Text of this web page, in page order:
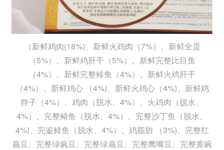
（新鲜鸡肉(18%)、新鲜火鸡肉（7%）、新鲜全蛋
（5%）、新鲜鸡肝干（5%）、新鲜完整比目鱼
（4%）、新鲜完整鲱鱼（4%）、新鲜火鸡肝干
（4%）、新鲜鸡心 （4%)、新鲜火鸡心（4%)、新鲜鸡
脖子（4%）、鸡肉（脱水、4%）、火鸡肉（脱水、
4%）、完整鲭鱼（脱水、4%）、完整沙丁鱼（脱水、
4%)、完鉴鲱鱼（脱水、4%）、鸡脂肪 （3%)、完整红
扁豆、完整绿豌豆、完整绿扁豆、完整鹰嘴豆、完整黄豌